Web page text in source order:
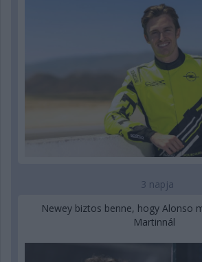
3 napja
Newey biztos benne, hogy Alonso
Martinnál